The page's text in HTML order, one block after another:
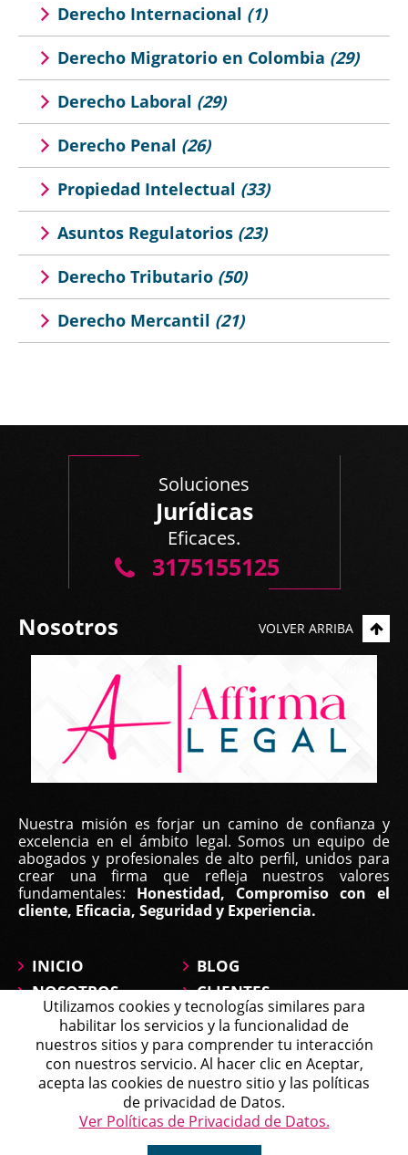
Derecho Internacional (1)
Derecho Migratorio en Colombia (29)
Derecho Laboral (29)
Derecho Penal (26)
Propiedad Intelectual (33)
Asuntos Regulatorios (23)
Derecho Tributario (50)
Derecho Mercantil (21)
Soluciones
Jurídicas
Eficaces.
3175155125
Nosotros
Nuestra misión es forjar un camino de confianza y
excelencia en el ámbito legal. Somos un equipo de
abogados y profesionales de alto perfil, unidos para
crear una firma que refleja nuestros valores
fundamentales: Honestidad, Compromiso con el
cliente, Eficacia, Seguridad y Experiencia.
VOLVER ARRIBA
INICIO
NOSOTROS
ÁREAS DE
PRÁCTICA
PREGUNTAS
BLOG
CLIENTES
CONTÁCTANOS
MAPA DEL SITIO
Política de Tratamiento de Datos
Copyright © 2026 Affirma Legal • Todos los derechos
Michell
Agente en Línea
Chatea ahora
Utilizamos cookies y tecnologías similares para
habilitar los servicios y la funcionalidad de
nuestros sitios y para comprender tu interacción
con nuestros servicio. Al hacer clic en Aceptar,
acepta las cookies de nuestro sitio y las políticas
de privacidad de Datos.
Ver Políticas de Privacidad de Datos.